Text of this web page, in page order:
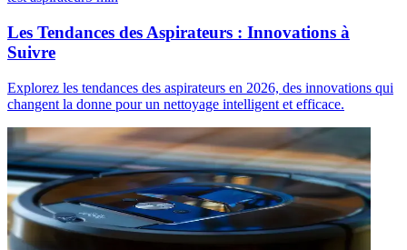
Les Tendances des Aspirateurs : Innovations à
Suivre
Explorez les tendances des aspirateurs en 2026, des innovations qui
changent la donne pour un nettoyage intelligent et efficace.